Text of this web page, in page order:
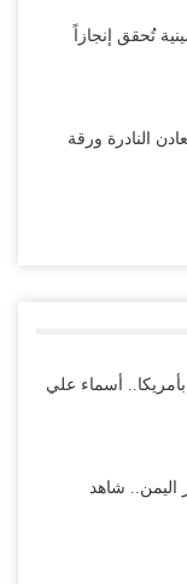
تُحقق إنجازاً
النادرة ورقة
بأمريكا.. أسماء علي
اليمن.. شاهد